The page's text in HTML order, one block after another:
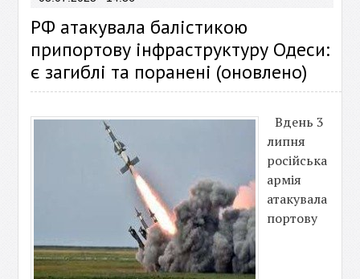
РФ атакувала балістикою
припортову інфраструктуру Одеси:
є загиблі та поранені (оновлено)
Вдень 3
липня
російська
армія
атакувала
портову